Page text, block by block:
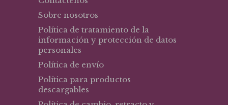
Sobre nosotros
Política de tratamiento de la
información y protección de datos
personales
Política de envío
Política para productos
descargables